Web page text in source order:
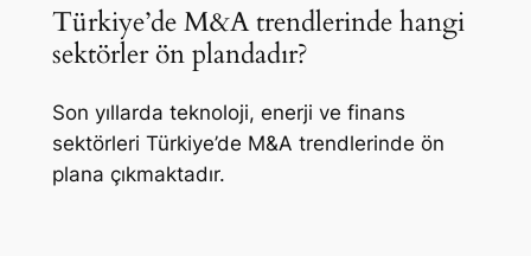
Türkiye’de M&A trendlerinde hangi
sektörler ön plandadır?
Son yıllarda teknoloji, enerji ve finans
sektörleri Türkiye’de M&A trendlerinde ön
plana çıkmaktadır.